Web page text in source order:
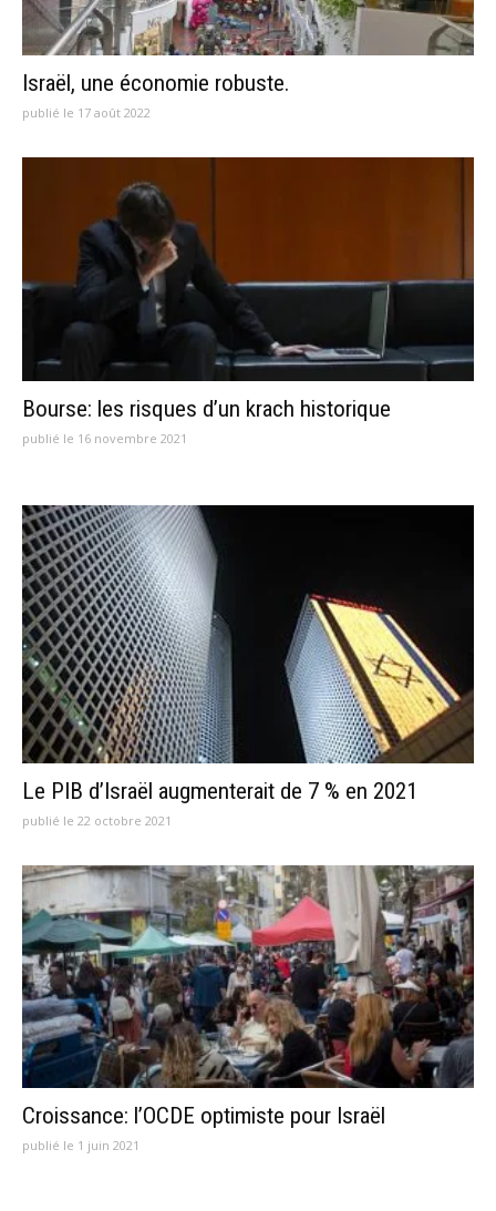
Israël, une économie robuste.
publié le 17 août 2022
Bourse: les risques d’un krach historique
publié le 16 novembre 2021
Le PIB d’Israël augmenterait de 7 % en 2021
publié le 22 octobre 2021
Croissance: l’OCDE optimiste pour Israël
publié le 1 juin 2021